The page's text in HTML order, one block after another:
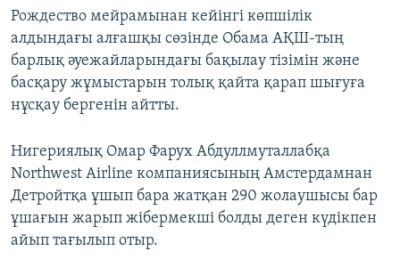
Басқа тілдерде
Рождество мейрамынан кейінгі көпшілік
алдындағы алғашқы сөзінде Обама АҚШ-тың
барлық әуежайларындағы бақылау тізімін және
басқару жұмыстарын толық қайта қарап шығуға
нұсқау бергенін айтты.
Нигериялық Омар Фарух Абдуллмуталлабқа
Northwest Airline компаниясының Амстердамнан
Детройтқа ұшып бара жатқан 290 жолаушысы бар
ұшағын жарып жібермекші болды деген күдікпен
айып тағылып отыр.